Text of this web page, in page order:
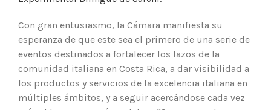
Con gran entusiasmo, la Cámara manifiesta su
esperanza de que este sea el primero de una serie de
eventos destinados a fortalecer los lazos de la
comunidad italiana en Costa Rica, a dar visibilidad a
los productos y servicios de la excelencia italiana en
múltiples ámbitos, y a seguir acercándose cada vez